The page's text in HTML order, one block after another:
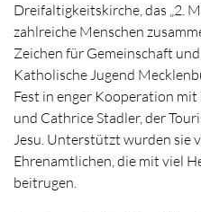
Dreifaltigkeitskirche, das „2.
zahlreiche Menschen
Zeichen für Gemeinschaft
Katholische Jugend
Fest in enger Kooperation
und Cathrice Stadler, der
Jesu. Unterstützt wurden sie
Ehrenamtlichen, die mit viel
beitrugen.